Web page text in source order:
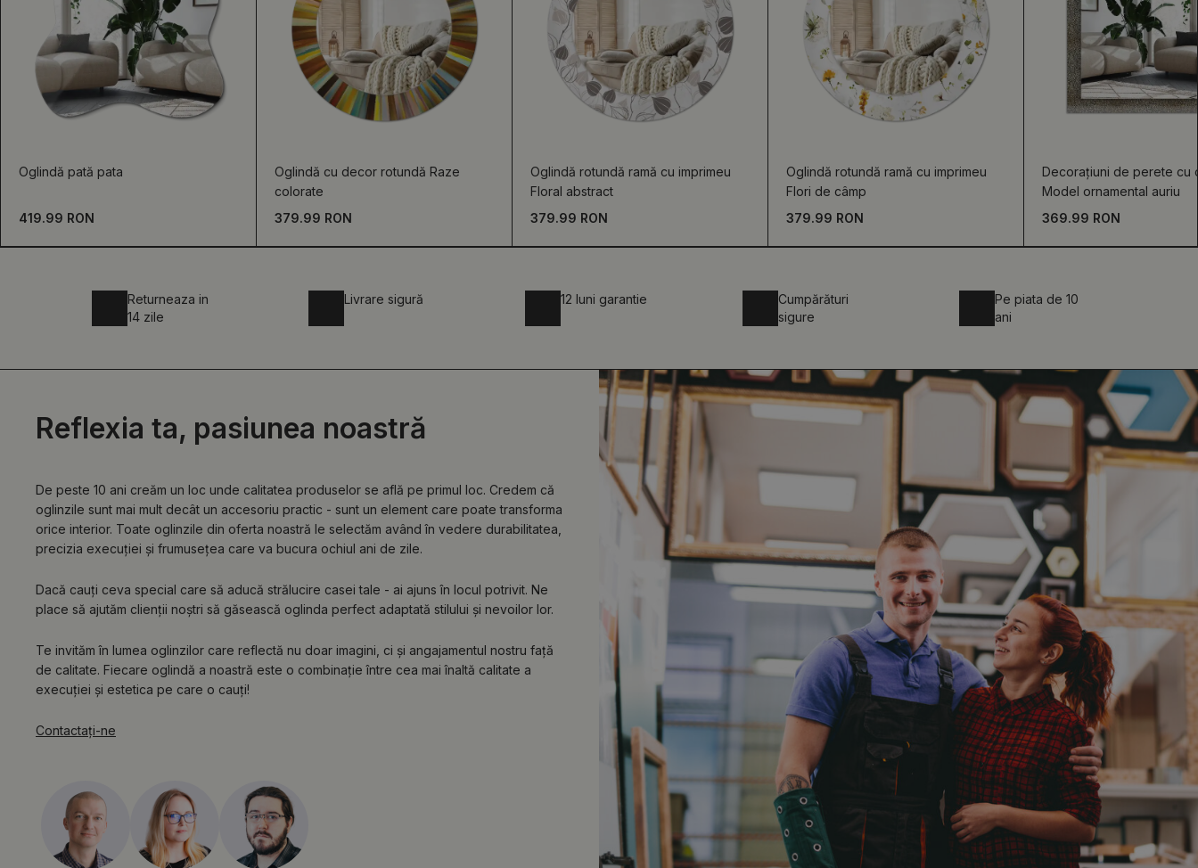
Oglindă pată pata
419.99 RON
Oglindă cu decor rotundă Raze
colorate
379.99 RON
Oglindă rotundă ramă cu imprimeu
Floral abstract
379.99 RON
Oglindă rotundă ramă cu imprimeu
Flori de câmp
379.99 RON
Decorațiuni de perete cu
Model ornamental auriu
369.99 RON
Returneaza in
14 zile
Livrare sigură 12 luni garantie
Cumpărături
sigure
Pe piata de 10
ani
Reflexia ta, pasiunea noastră
De peste 10 ani creăm un loc unde calitatea produselor se află pe primul loc. Credem că
oglinzile sunt mai mult decât un accesoriu practic - sunt un element care poate transforma
orice interior. Toate oglinzile din oferta noastră le selectăm având în vedere durabilitatea,
precizia execuției și frumusețea care va bucura ochiul ani de zile.
Dacă cauți ceva special care să aducă strălucire casei tale - ai ajuns în locul potrivit. Ne
place să ajutăm clienții noștri să găsească oglinda perfect adaptată stilului și nevoilor lor.
Te invităm în lumea oglinzilor care reflectă nu doar imagini, ci și angajamentul nostru față
de calitate. Fiecare oglindă a noastră este o combinație între cea mai înaltă calitate a
execuției și estetica pe care o cauți!
Contactaţi-ne